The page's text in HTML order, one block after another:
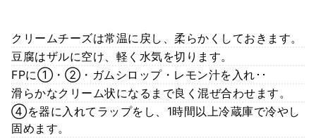
クリームチーズは常温に戻し、柔らかくしておきます。
豆腐はザルに空け、軽く水気を切ります。
FPに①・②・ガムシロップ・レモン汁を入れ･･
滑らかなクリーム状になるまで良く混ぜ合わせます。
④を器に入れてラップをし、1時間以上冷蔵庫で冷やし
固めます。